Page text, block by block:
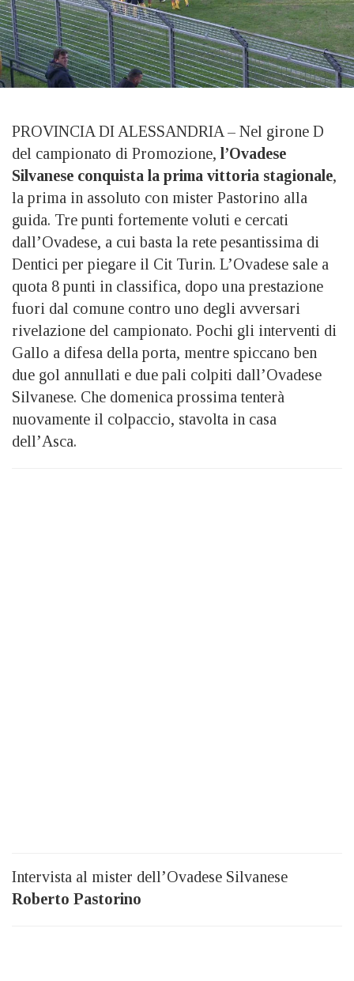
PROVINCIA DI ALESSANDRIA – Nel girone D
del campionato di Promozione, l’Ovadese
Silvanese conquista la prima vittoria stagionale,
la prima in assoluto con mister Pastorino alla
guida. Tre punti fortemente voluti e cercati
dall’Ovadese, a cui basta la rete pesantissima di
Dentici per piegare il Cit Turin. L’Ovadese sale a
quota 8 punti in classifica, dopo una prestazione
fuori dal comune contro uno degli avversari
rivelazione del campionato. Pochi gli interventi di
Gallo a difesa della porta, mentre spiccano ben
due gol annullati e due pali colpiti dall’Ovadese
Silvanese. Che domenica prossima tenterà
nuovamente il colpaccio, stavolta in casa
dell’Asca.
Intervista al mister dell’Ovadese Silvanese
Roberto Pastorino